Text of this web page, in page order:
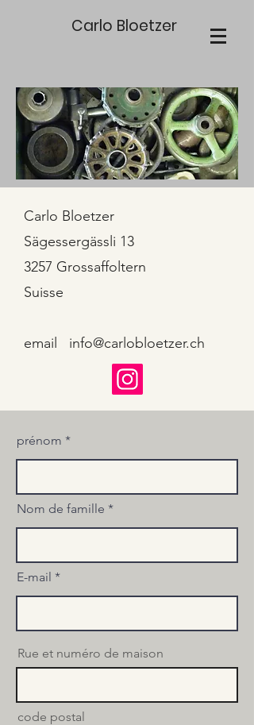
Carlo Bloetzer
Carlo Bloetzer
Sägessergässli 13
3257 Grossaffoltern
Suisse
email info@carlobloetzer.ch
prénom
Nom de famille
E-mail
Rue et numéro de maison
code postal